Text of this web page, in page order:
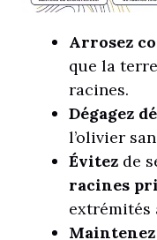
Arrosez
que la
racines.
Dégagez
l’olivier
Évitez de
racines
extrémités
Maintenez